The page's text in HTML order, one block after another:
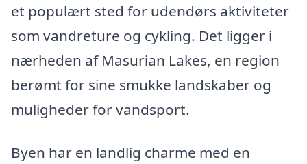
et populært sted for udendørs aktiviteter
som vandreture og cykling. Det ligger i
nærheden af Masurian Lakes, en region
berømt for sine smukke landskaber og
muligheder for vandsport.
Byen har en landlig charme med en